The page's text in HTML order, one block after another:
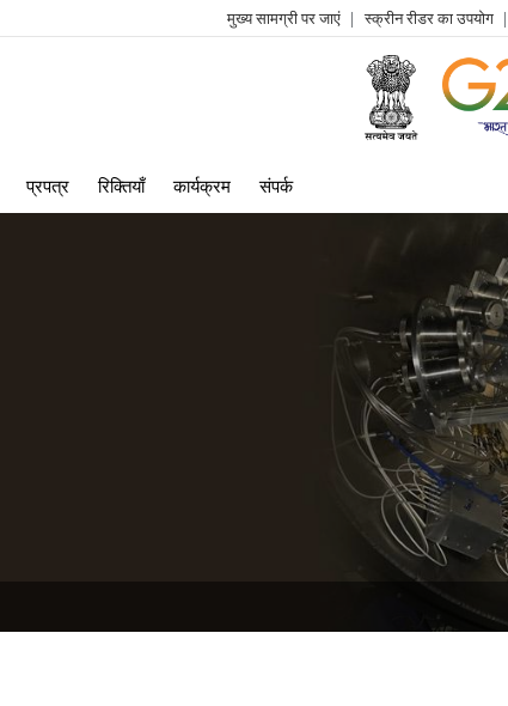
मुख्य सामग्री पर जाएं स्क्रीन रीडर का उपयोग
login
menu
प्रपत्र रिक्तियाँ कार्यक्रम संपर्क